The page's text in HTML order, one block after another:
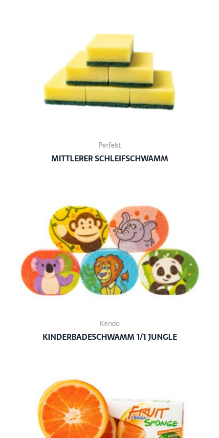
Perfekt
MITTLERER SCHLEIFSCHWAMM
Kendo
KINDERBADESCHWAMM 1/1 JUNGLE